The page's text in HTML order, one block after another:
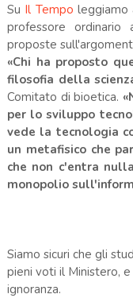
Su Il Tempo leggiamo
professore
proposte
«Chi ha proposto
filosofia della
Comitato di bioetica.
per lo sviluppo
vede la tecnologia
un metafisico che
che non c'entra
monopolio
Siamo sicuri che gli
pieni voti il Ministero,
ignoranza.